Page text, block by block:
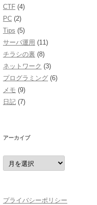
CTF (4)
PC (2)
Tips (5)
サーバ運用 (11)
チラシの裏 (8)
ネットワーク (3)
プログラミング (6)
メモ (9)
日記 (7)
アーカイブ
ア
ー
カ
プライバシーポリシー